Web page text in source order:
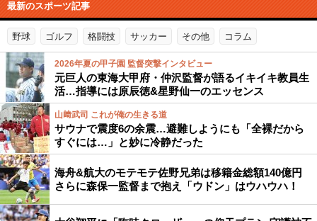
最新のスポーツ記事
野球 ゴルフ 格闘技 サッカー その他 コラム
2026年夏の甲子園 監督突撃インタビュー
元巨人の東海大甲府・仲沢監督が語るイキイキ教員生
活…指導には原辰徳&星野仙一のエッセンス
山﨑武司 これが俺の生きる道
サウナで震度6の余震…避難しようにも「全裸だから
すぐには…」と妙に冷静だった
海舟&航大のモテモテ佐野兄弟は移籍金総額140億円
さらに森保一監督まで抱え「ウドン」はウハウハ！